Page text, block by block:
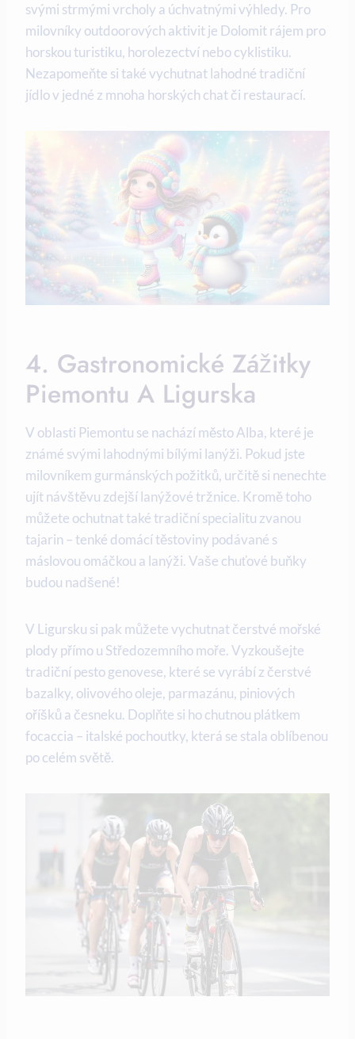
svými strmými vrcholy a úchvatnými výhledy. Pro
milovníky outdoorových aktivit je Dolomit rájem pro
horskou turistiku, horolezectví nebo cyklistiku.
Nezapomeňte si také vychutnat lahodné tradiční
jídlo v jedné z mnoha horských chat či restaurací.
4. Gastronomické Zážitky
Piemontu A Ligurska
V oblasti Piemontu se nachází město Alba, které je
známé svými lahodnými bílými lanýži. Pokud jste
milovníkem gurmánských požitků, určitě si nenechte
ujít návštěvu zdejší lanýžové tržnice. Kromě toho
můžete ochutnat také tradiční specialitu zvanou
tajarin – tenké domácí těstoviny podávané s
máslovou omáčkou a lanýži. Vaše chuťové buňky
budou nadšené!
V Ligursku si pak můžete vychutnat čerstvé mořské
plody přímo u Středozemního moře. Vyzkoušejte
tradiční pesto genovese, které se vyrábí z čerstvé
bazalky, olivového oleje, parmazánu, piniových
oříšků a česneku. Doplňte si ho chutnou plátkem
focaccia – italské pochoutky, která se stala oblíbenou
po celém světě.